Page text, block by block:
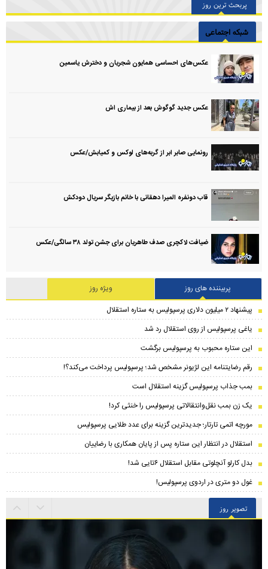
پربحث ترین روز
شبکه اجتماعی
عکس‌های احساسی همایون شجریان و دخترش یاسمین
عکس جدید گوگوش بعد از بیماری اش
رونمایی صابر ابر از گربه‌های لوکس و کمیابش/عکس
قاب دونفره المیرا دهقانی با خانم بازیگر سریال دودکش
ضیافت لاکچری صدف طاهریان برای جشن تولد ۳۸ سالگی‌/عکس
پربیننده های روز
ویژه روز
پیشنهاد ۲ میلیون دلاری پرسپولیس به ستاره استقلال
یاغی پرسپولیس از روی استقلال رد شد
این ستاره محبوب به پرسپولیس برگشت
رقم رضایتنامه این لژیونر مشخص شد؛ پرسپولیس پرداخت می‌کند؟!
بمب جذاب پرسپولیس گزینه استقلال است
یک زن بمب نقل‌وانتقالاتی پرسپولیس را خنثی کرد!
مورچه اتمی تارتار؛ جدیدترین گزینه برای عدد طلایی پرسپولیس
استقلال در انتظار این ستاره پس از پایان همکاری با رضاییان
بدل کارلو آنچلوتی مقابل استقلال ۶تایی شد!
غول دو متری در اردوی پرسپولیس!
تصویر روز